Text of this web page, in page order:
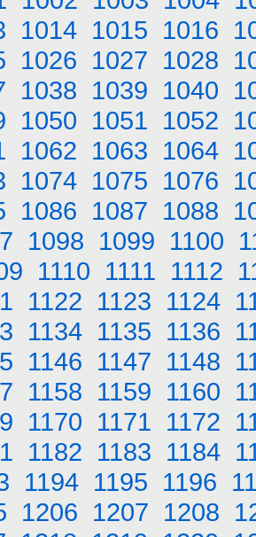
1014 1015 1016
1026 1027 1028
1038 1039 1040
1050 1051 1052
1062 1063 1064
1074 1075 1076
1086 1087 1088
1098 1099 1100
1110 1111 1112
1122 1123 1124
1134 1135 1136
1146 1147 1148
1158 1159 1160
1170 1171 1172
1182 1183 1184
1194 1195 1196
1206 1207 1208